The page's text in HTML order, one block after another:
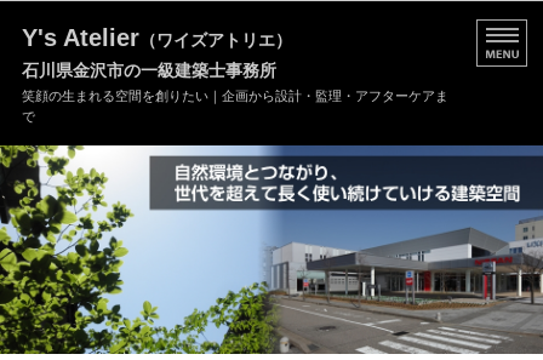
Y's Atelier（ワイズアトリエ）
石川県金沢市の一級建築士事務所
笑顔の生まれる空間を創りたい｜企画から設計・監理・アフターケアま
で
事務所の特長
建築士紹介
事務所概要
ご依頼の流れ